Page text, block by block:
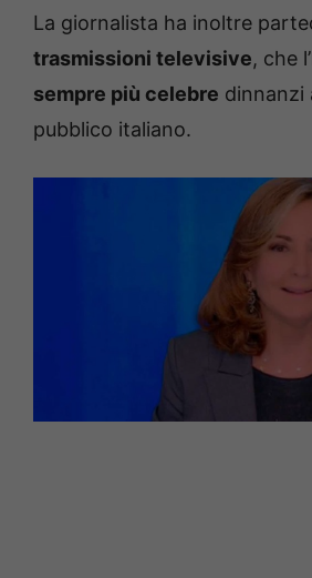
La giornalista ha inoltre
trasmissioni televisive, che
sempre più celebre dinnanzi
pubblico italiano.